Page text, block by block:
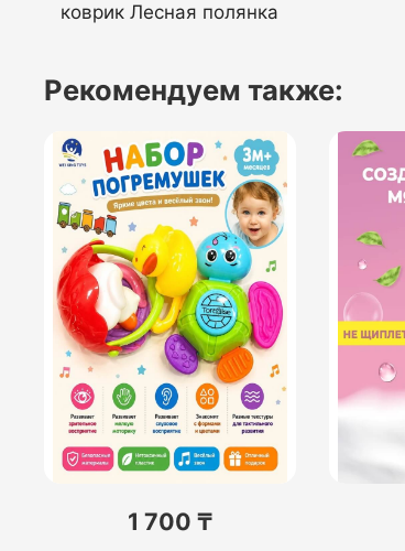
коврик Лесная полянка
Рекомендуем также:
1 700 ₸